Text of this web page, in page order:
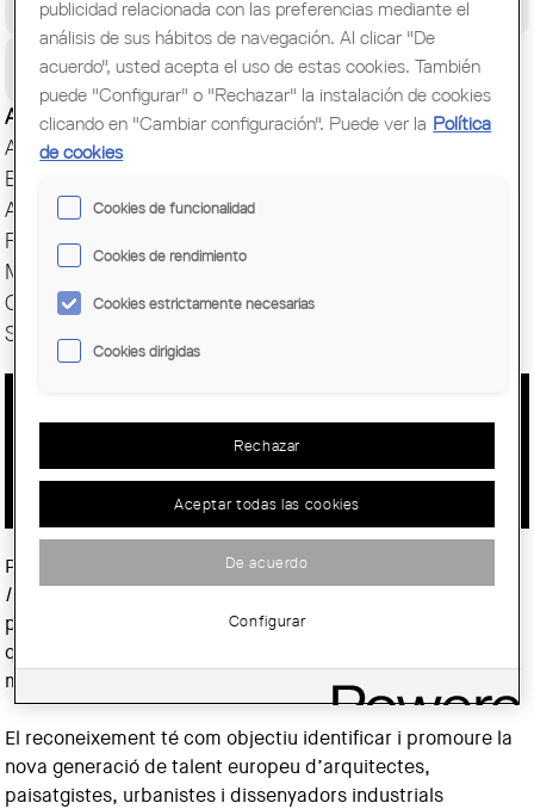
Congreso Mundial de Arquitectos/as
Ciudadanía
Actualidad
Actos y Exposiciones
Biblioteca
Archivo histórico
Publicaciones
Muestras de Arquitectura
Oficina del Paisaje
Setmana Arquitectura
PREMI INTERNACIONAL A PEPE
GASCÓN
Pepe Gascón (Barcelona, 1973) ha estat premiat amb
l'Europe 40 Under 40 International Award 2012
pel European Centre for Architecture and Urban Studies,
que distingeix anualment a 40 arquitectes europeus
menors de 40 anys.
El reconeixement té com objectiu identificar i promoure la
nova generació de talent europeu d’arquitectes,
paisatgistes, urbanistes i dissenyadors industrials
publicidad relacionada con las preferencias mediante el
análisis de sus hábitos de navegación. Al clicar "De
acuerdo", usted acepta el uso de estas cookies. También
puede "Configurar" o "Rechazar" la instalación de cookies
clicando en "Cambiar configuración". Puede ver la Política
de cookies
Cookies de funcionalidad
Cookies de rendimiento
Cookies estrictamente necesarias
Cookies dirigidas
Rechazar
Aceptar todas las cookies
De acuerdo
Configurar